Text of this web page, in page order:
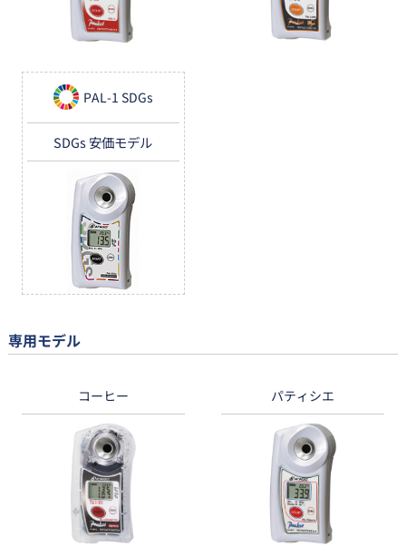
PAL-1 SDGs
SDGs 安価モデル
専用モデル
コーヒー パティシエ